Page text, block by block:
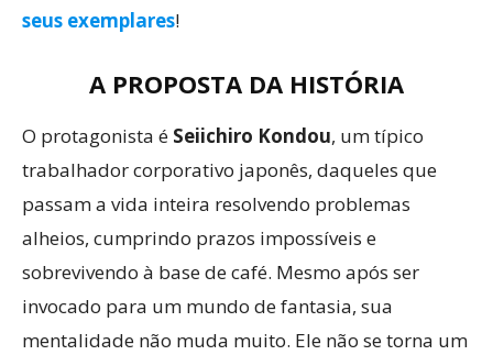
seus exemplares!
A PROPOSTA DA HISTÓRIA
O protagonista é Seiichiro Kondou, um típico
trabalhador corporativo japonês, daqueles que
passam a vida inteira resolvendo problemas
alheios, cumprindo prazos impossíveis e
sobrevivendo à base de café. Mesmo após ser
invocado para um mundo de fantasia, sua
mentalidade não muda muito. Ele não se torna um